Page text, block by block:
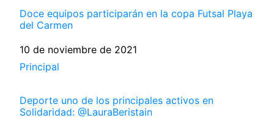
Doce equipos participarán en la copa Futsal Playa
del Carmen
Fecha
10 de noviembre de 2021
Respecto a
Principal
Deporte uno de los principales activos en
Solidaridad: @LauraBeristain